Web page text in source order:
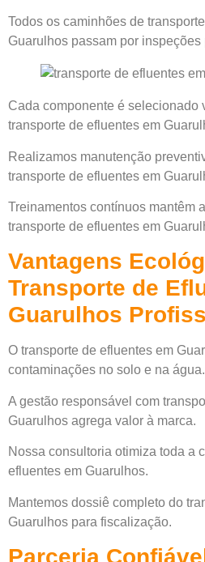
Todos os caminhões de
Guarulhos passam por inspeções
Cada componente é selecionado
transporte de efluentes em
Realizamos manutenção
transporte de efluentes em
Treinamentos contínuos mantêm
transporte de efluentes em
Vantagens
Transporte de
Guarulhos
O transporte de efluentes em
contaminações no solo e na água.
A gestão responsável com
Guarulhos agrega valor à marca.
Nossa consultoria otimiza toda a
efluentes em Guarulhos.
Mantemos dossiê completo do
Guarulhos para fiscalização.
Parceria